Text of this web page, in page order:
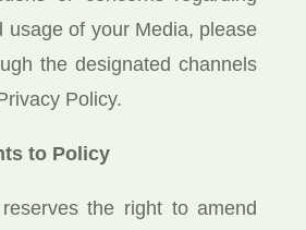
usage of your Media, please
the designated channels
Policy.
to Policy
the right to amend